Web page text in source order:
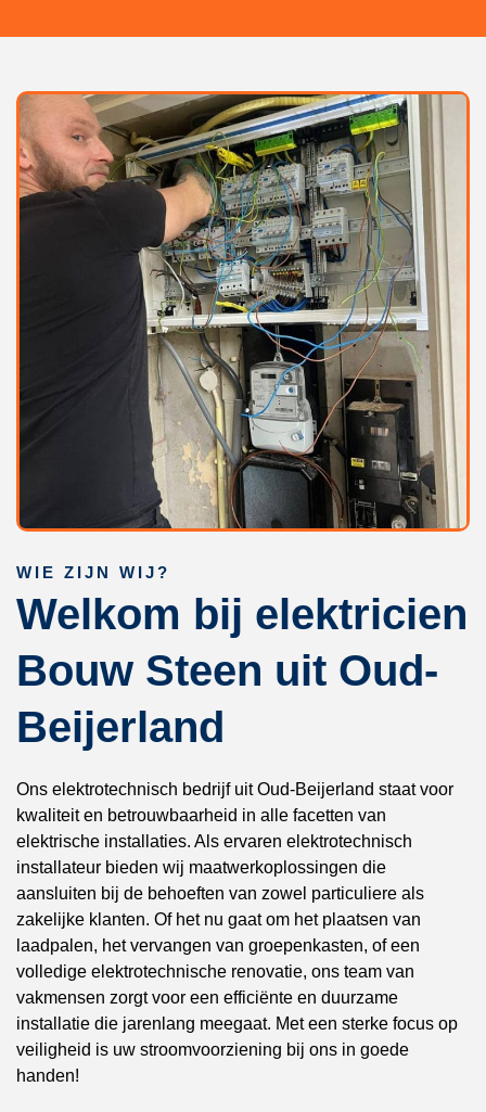
WIE ZIJN WIJ?
Welkom bij elektricien
Bouw Steen uit Oud-
Beijerland
Ons elektrotechnisch bedrijf uit Oud-Beijerland staat voor
kwaliteit en betrouwbaarheid in alle facetten van
elektrische installaties. Als ervaren elektrotechnisch
installateur bieden wij maatwerkoplossingen die
aansluiten bij de behoeften van zowel particuliere als
zakelijke klanten. Of het nu gaat om het plaatsen van
laadpalen, het vervangen van groepenkasten, of een
volledige elektrotechnische renovatie, ons team van
vakmensen zorgt voor een efficiënte en duurzame
installatie die jarenlang meegaat. Met een sterke focus op
veiligheid is uw stroomvoorziening bij ons in goede
handen!